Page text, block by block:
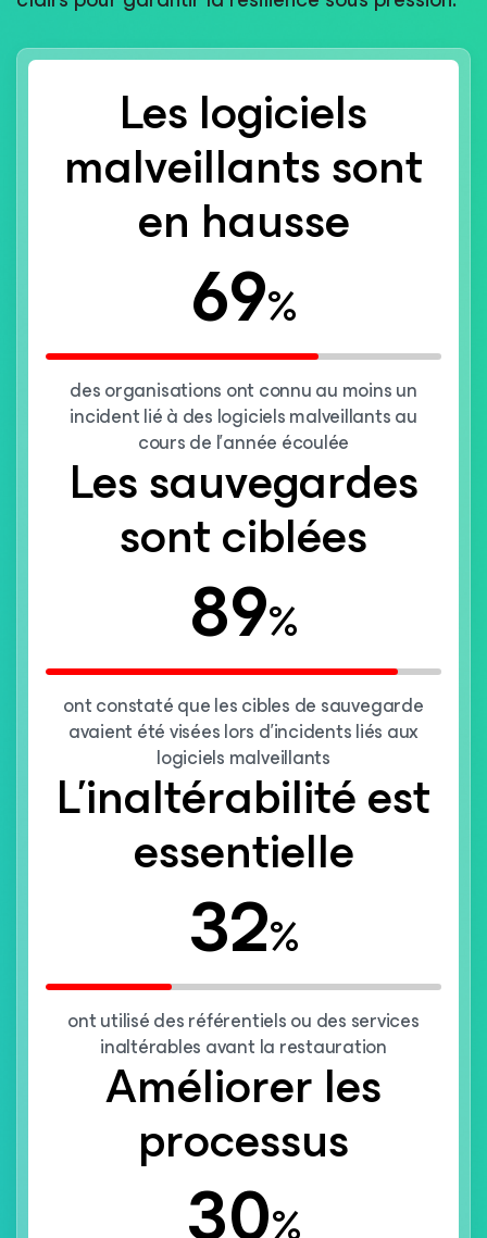
Les logiciels
malveillants sont
en hausse
69%
des organisations ont connu au moins un
incident lié à des logiciels malveillants au
cours de l’année écoulée
Les sauvegardes
sont ciblées
89%
ont constaté que les cibles de sauvegarde
avaient été visées lors d’incidents liés aux
logiciels malveillants
L’inaltérabilité est
essentielle
32%
ont utilisé des référentiels ou des services
inaltérables avant la restauration
Améliorer les
processus